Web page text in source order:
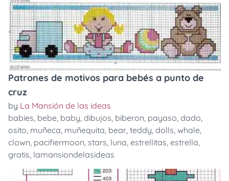
Patrones de motivos para bebés a punto de
cruz
by La Mansión de las ideas
babies, bebe, baby, dibujos, biberon, payaso, dado,
osito, muñeca, muñequita, bear, teddy, dolls, whale,
clown, pacifiermoon, stars, luna, estrellitas, estrella,
gratis, lamansiondelasideas